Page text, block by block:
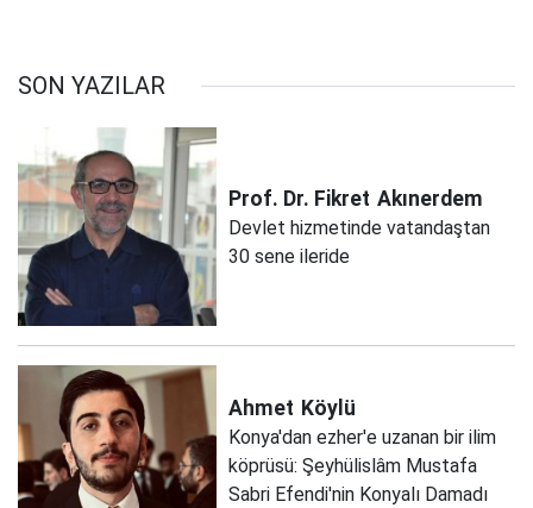
SON YAZILAR
Prof. Dr. Fikret Akınerdem
Devlet hizmetinde vatandaştan
30 sene ileride
Ahmet Köylü
Konya'dan ezher'e uzanan bir ilim
köprüsü: Şeyhülislâm Mustafa
Sabri Efendi'nin Konyalı Damadı